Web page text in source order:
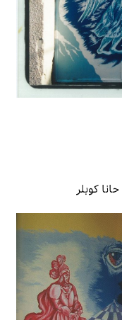
حانا كوبلر